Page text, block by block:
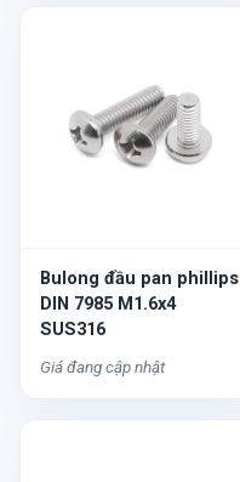
Bulong đầu pan phillips
DIN 7985 M1.6x4
SUS316
Giá đang cập nhật